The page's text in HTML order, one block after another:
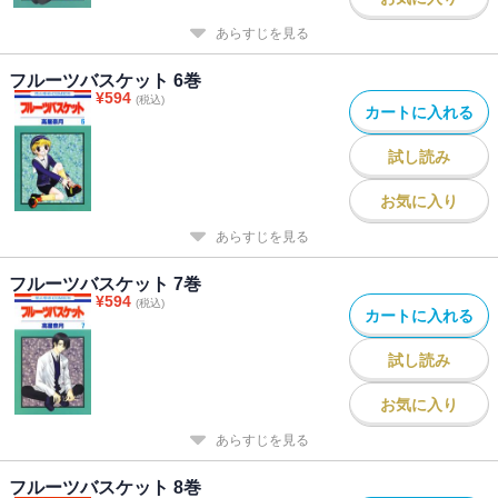
あらすじを見る
フルーツバスケット 6巻
¥594 (税込)
カートに入れる
試し読み
お気に入り
あらすじを見る
フルーツバスケット 7巻
¥594 (税込)
カートに入れる
試し読み
お気に入り
あらすじを見る
フルーツバスケット 8巻